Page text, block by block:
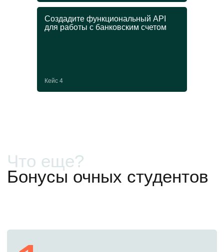
Создадите функциональный API
для работы с банковским счетом
Кейс 4
Управление ИТ-проектами